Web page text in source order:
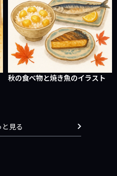
秋の食べ物と焼き魚のイラスト
と見る